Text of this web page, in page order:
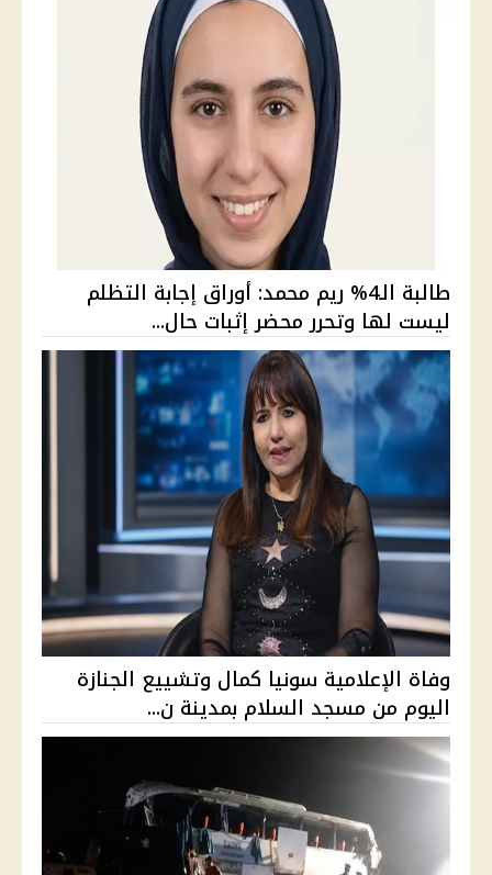
طالبة الـ4% ريم محمد: أوراق إجابة التظلم
ليست لها وتحرر محضر إثبات حال...
وفاة الإعلامية سونيا كمال وتشييع الجنازة
اليوم من مسجد السلام بمدينة ن...